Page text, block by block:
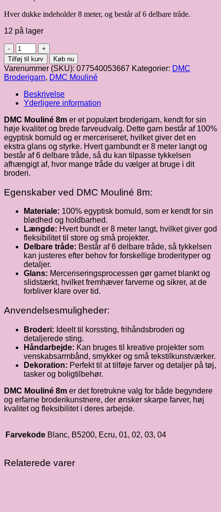
Hver dukke indeholder 8 meter, og består af 6 delbare tråde.
12 på lager
DMC
mouliné
8m
fv.
3052
antal
Tilføj til kurv Køb nu
Varenummer (SKU): 077540053667 Kategorier: DMC
Broderigarn, DMC Mouliné
Beskrivelse
Yderligere information
DMC Mouliné 8m er et populært broderigarn, kendt for sin
høje kvalitet og brede farveudvalg. Dette garn består af 100%
egyptisk bomuld og er merceriseret, hvilket giver det en
ekstra glans og styrke. Hvert garnbundt er 8 meter langt og
består af 6 delbare tråde, så du kan tilpasse tykkelsen
afhængigt af, hvor mange tråde du vælger at bruge i dit
broderi.
Egenskaber ved DMC Mouliné 8m:
Materiale: 100% egyptisk bomuld, som er kendt for sin
blødhed og holdbarhed.
Længde: Hvert bundt er 8 meter langt, hvilket giver god
fleksibilitet til store og små projekter.
Delbare tråde: Består af 6 delbare tråde, så tykkelsen
kan justeres efter behov for forskellige broderityper og
detaljer.
Glans: Merceriseringsprocessen gør garnet blankt og
slidstærkt, hvilket fremhæver farverne og sikrer, at de
forbliver klare over tid.
Anvendelsesmuligheder:
Broderi: Ideelt til korssting, frihåndsbroderi og
detaljerede sting.
Håndarbejde: Kan bruges til kreative projekter som
venskabsarmbånd, smykker og små tekstilkunstværker.
Dekoration: Perfekt til at tilføje farver og detaljer på tøj,
tasker og boligtilbehør.
DMC Mouliné 8m er det foretrukne valg for både begyndere
og erfarne broderikunstnere, der ønsker skarpe farver, høj
kvalitet og fleksibilitet i deres arbejde.
Farvekode Blanc, B5200, Ecru, 01, 02, 03, 04
Relaterede varer